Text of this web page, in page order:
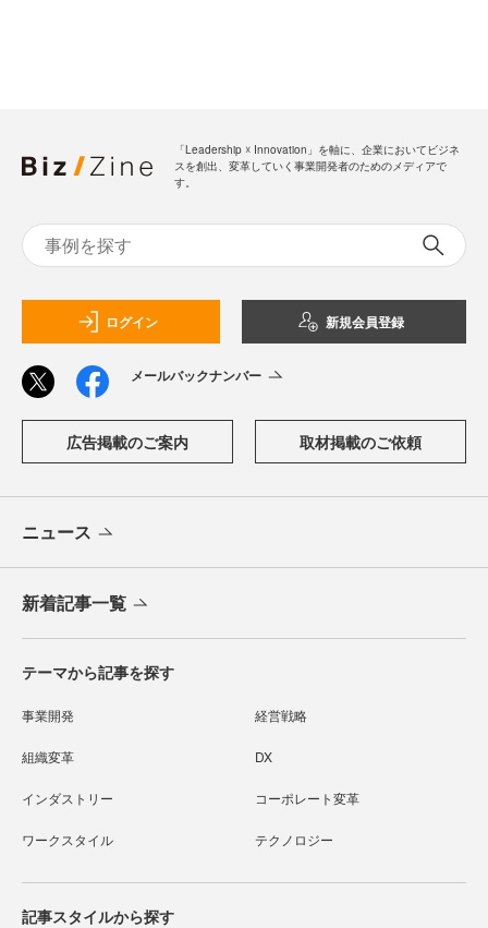
「Leadership ☓ Innovation」を軸に、企業においてビジネ
スを創出、変革していく事業開発者のためのメディアで
す。
ログイン 新規会員登録
メールバックナンバー
広告掲載のご案内 取材掲載のご依頼
ニュース
新着記事一覧
テーマから記事を探す
事業開発 経営戦略
組織変革 DX
インダストリー コーポレート変革
ワークスタイル テクノロジー
記事スタイルから探す